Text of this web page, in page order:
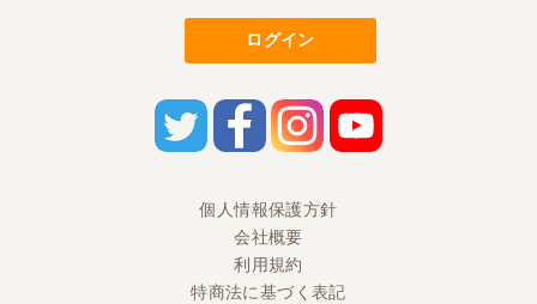
ログイン
個人情報保護方針
会社概要
利用規約
特商法に基づく表記